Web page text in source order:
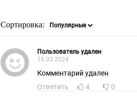
Сортировка:
Пользователь удален
16.03.2024
Комментарий удален
Ответить
4 0